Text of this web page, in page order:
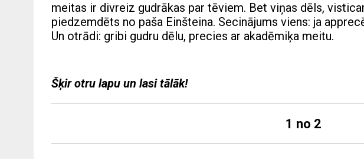
meitas ir divreiz gudrākas par tēviem. Bet viņas dēls,
piedzemdēts no paša Einšteina. Secinājums viens: ja
Un otrādi: gribi gudru dēlu, precies ar akadēmiķa meitu.
Šķir otru lapu un lasi tālāk!
1 no 2